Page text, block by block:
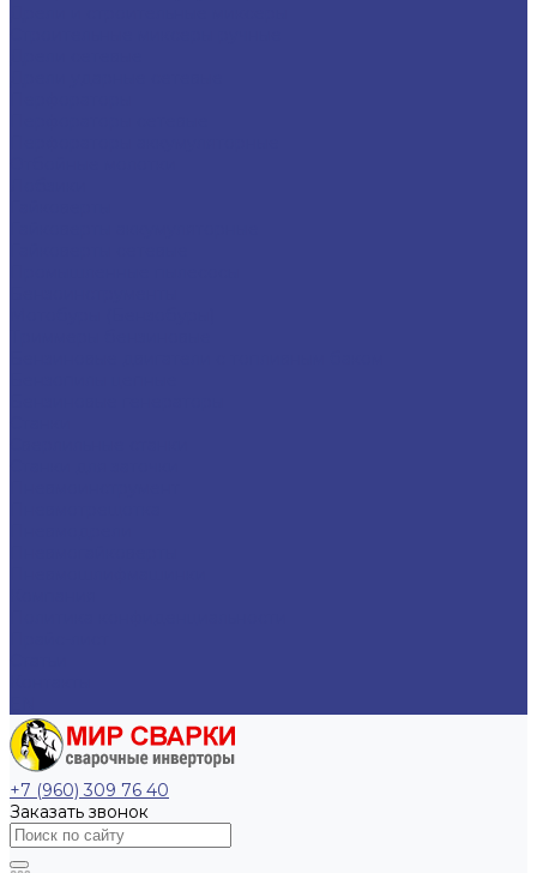
+7 (960) 309 76 40
Заказать звонок